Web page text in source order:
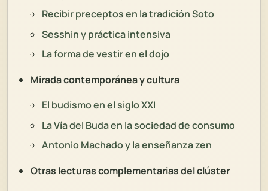
Recibir preceptos en la tradición Soto
Sesshin y práctica intensiva
La forma de vestir en el dojo
Mirada contemporánea y cultura
El budismo en el siglo XXI
La Vía del Buda en la sociedad de consumo
Antonio Machado y la enseñanza zen
Otras lecturas complementarias del clúster